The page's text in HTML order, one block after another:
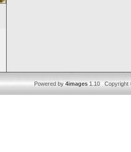
Powered by4images1.10 Copyright